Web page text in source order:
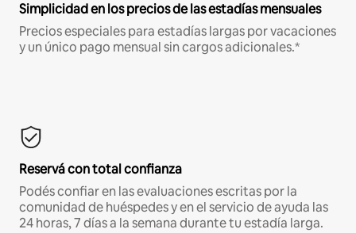
Simplicidad en los precios de las estadías mensuales
Precios especiales para estadías largas por vacaciones
y un único pago mensual sin cargos adicionales.*
Reservá con total confianza
Podés confiar en las evaluaciones escritas por la
comunidad de huéspedes y en el servicio de ayuda las
24 horas, 7 días a la semana durante tu estadía larga.